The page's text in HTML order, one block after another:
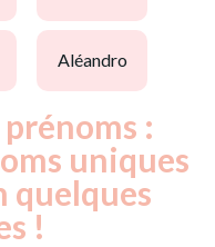
aléandro
:
uniques
quelques
!